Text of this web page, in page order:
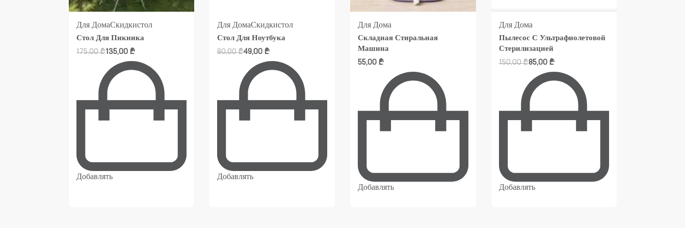
Для ДомаСкидкистол
Стол Для Пикника
175,00₾135,00 ₾
Добавлять
Для ДомаСкидкистол
Стол Для Ноутбука
80,00₾49,00₾
Добавлять
Для Дома
Складная Стиральная
Машина
55,00₾
Добавлять
Для Дома
Пылесос С Ультрафиолетовой
Стерилизацией
150,00₾85,00 ₾
Добавлять